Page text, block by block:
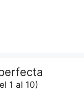
1 al 10)